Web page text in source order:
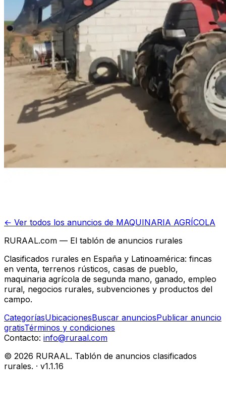
← Ver todos los anuncios de MAQUINARIA AGRÍCOLA
RURAAL.com — El tablón de anuncios rurales
Clasificados rurales en España y Latinoamérica: fincas
en venta, terrenos rústicos, casas de pueblo,
maquinaria agrícola de segunda mano, ganado, empleo
rural, negocios rurales, subvenciones y productos del
campo.
CategoríasUbicacionesBuscar anunciosPublicar anuncio
gratisTérminos y condiciones
Contacto: info@ruraal.com
© 2026 RURAAL. Tablón de anuncios clasificados
rurales. · v1.1.16